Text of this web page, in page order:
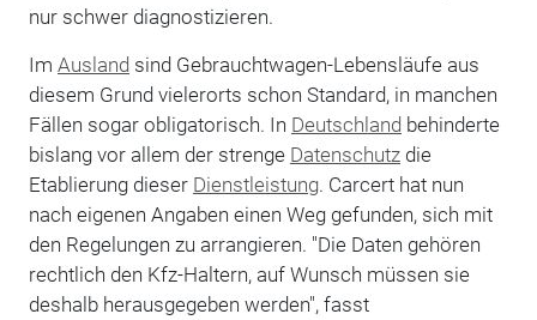
nur schwer diagnostizieren.
Im Ausland sind Gebrauchtwagen-Lebensläufe aus
diesem Grund vielerorts schon Standard, in manchen
Fällen sogar obligatorisch. In Deutschland behinderte
bislang vor allem der strenge Datenschutzdie
Etablierung dieser Dienstleistung. Carcert hat nun
nach eigenen Angaben einen Weg gefunden, sich mit
den Regelungen zu arrangieren. "Die Daten gehören
rechtlich den Kfz-Haltern, auf Wunsch müssen sie
deshalb herausgegeben werden", fasst